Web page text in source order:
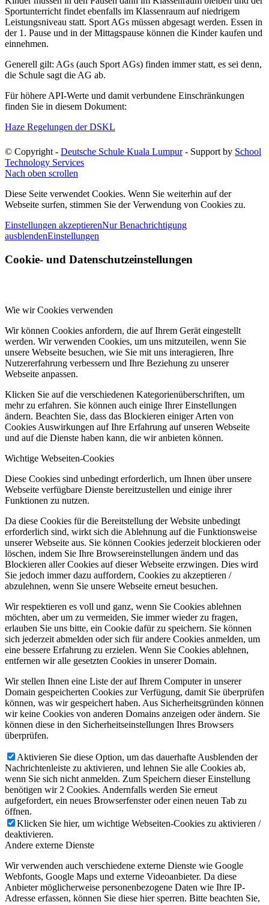
Sportunterricht findet ebenfalls im Klassenraum auf niedrigem
Leistungsniveau statt. Sport AGs müssen abgesagt werden. Essen in
der 1. Pause und in der Mittagspause können die Kinder kaufen und
einnehmen.
Generell gilt: AGs (auch Sport AGs) finden immer statt, es sei denn,
die Schule sagt die AG ab.
Für höhere API-Werte und damit verbundene Einschränkungen
finden Sie in diesem Dokument:
Haze Regelungen der DSKL
© Copyright - Deutsche Schule Kuala Lumpur- Support by School
Technology Services
Nach oben scrollen
Diese Seite verwendet Cookies. Wenn Sie weiterhin auf der
Webseite surfen, stimmen Sie der Verwendung von Cookies zu.
Einstellungen akzeptierenNur Benachrichtigung
ausblendenEinstellungen
Cookie- und Datenschutzeinstellungen
Wie wir Cookies verwenden
Wir können Cookies anfordern, die auf Ihrem Gerät eingestellt
werden. Wir verwenden Cookies, um uns mitzuteilen, wenn Sie
unsere Webseite besuchen, wie Sie mit uns interagieren, Ihre
Nutzererfahrung verbessern und Ihre Beziehung zu unserer
Webseite anpassen.
Klicken Sie auf die verschiedenen Kategorienüberschriften, um
mehr zu erfahren. Sie können auch einige Ihrer Einstellungen
ändern. Beachten Sie, dass das Blockieren einiger Arten von
Cookies Auswirkungen auf Ihre Erfahrung auf unseren Webseite
und auf die Dienste haben kann, die wir anbieten können.
Wichtige Webseiten-Cookies
Diese Cookies sind unbedingt erforderlich, um Ihnen über unsere
Webseite verfügbare Dienste bereitzustellen und einige ihrer
Funktionen zu nutzen.
Da diese Cookies für die Bereitstellung der Website unbedingt
erforderlich sind, wirkt sich die Ablehnung auf die Funktionsweise
unserer Webseite aus. Sie können Cookies jederzeit blockieren oder
löschen, indem Sie Ihre Browsereinstellungen ändern und das
Blockieren aller Cookies auf dieser Webseite erzwingen. Dies wird
Sie jedoch immer dazu auffordern, Cookies zu akzeptieren /
abzulehnen, wenn Sie unsere Webseite erneut besuchen.
Wir respektieren es voll und ganz, wenn Sie Cookies ablehnen
möchten, aber um zu vermeiden, Sie immer wieder zu fragen,
erlauben Sie uns bitte, ein Cookie dafür zu speichern. Sie können
sich jederzeit abmelden oder sich für andere Cookies anmelden, um
eine bessere Erfahrung zu erzielen. Wenn Sie Cookies ablehnen,
entfernen wir alle gesetzten Cookies in unserer Domain.
Wir stellen Ihnen eine Liste der auf Ihrem Computer in unserer
Domain gespeicherten Cookies zur Verfügung, damit Sie überprüfen
können, was wir gespeichert haben. Aus Sicherheitsgründen können
wir keine Cookies von anderen Domains anzeigen oder ändern. Sie
können diese in den Sicherheitseinstellungen Ihres Browsers
überprüfen.
Aktivieren Sie diese Option, um das dauerhafte Ausblenden der
Nachrichtenleiste zu aktivieren, und lehnen Sie alle Cookies ab,
wenn Sie sich nicht anmelden. Zum Speichern dieser Einstellung
benötigen wir 2 Cookies. Andernfalls werden Sie erneut
aufgefordert, ein neues Browserfenster oder einen neuen Tab zu
öffnen.
Klicken Sie hier, um wichtige Webseiten-Cookies zu aktivieren /
deaktivieren.
Andere externe Dienste
Wir verwenden auch verschiedene externe Dienste wie Google
Webfonts, Google Maps und externe Videoanbieter. Da diese
Anbieter möglicherweise personenbezogene Daten wie Ihre IP-
Adresse erfassen, können Sie diese hier sperren. Bitte beachten Sie,